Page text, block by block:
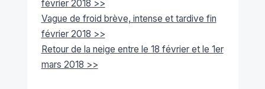
février 2018 >>
Vague de froid brève, intense et tardive fin
février 2018 >>
Retour de la neige entre le 18 février et le 1er
mars 2018 >>